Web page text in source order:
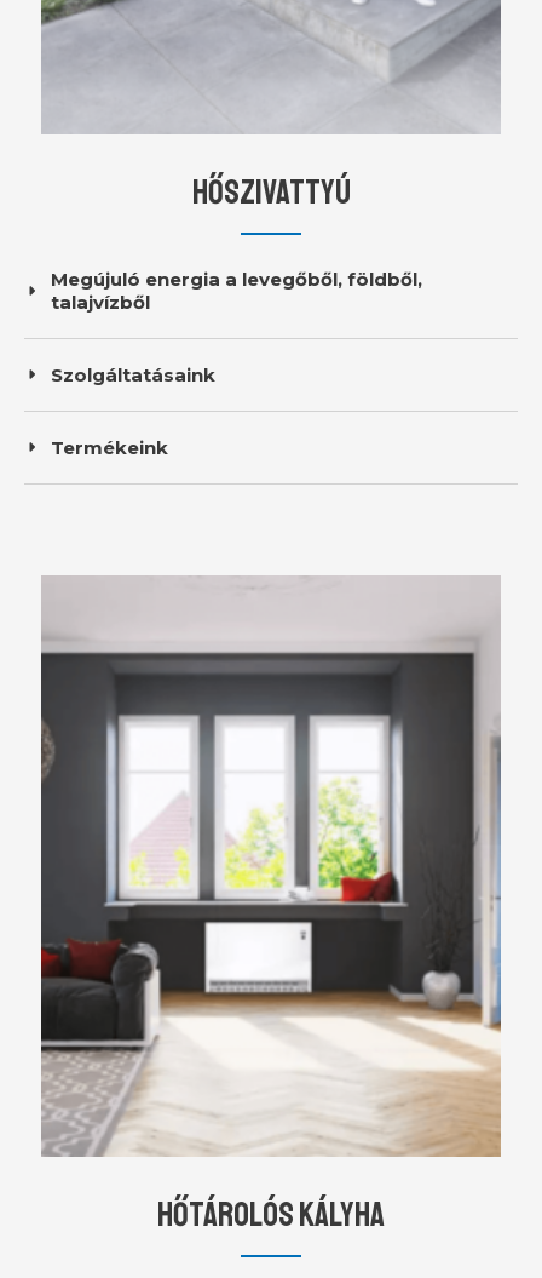
HŐSZIVATTYÚ
Megújuló energia a levegőből, földből,
talajvízből
Szolgáltatásaink
Termékeink
Hőtárolós kályha